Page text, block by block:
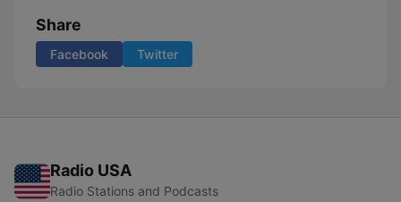
Share
Facebook Twitter
Radio USA
Radio Stations and Podcasts